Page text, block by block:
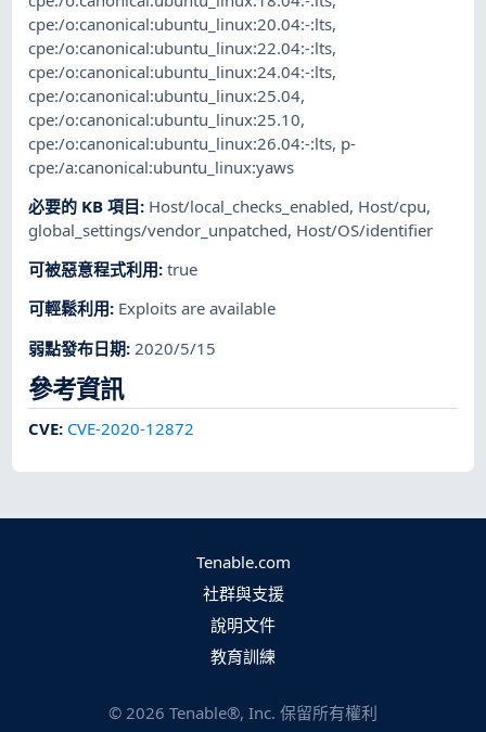
cpe:/o:canonical:ubuntu_linux:20.04:-:lts,
cpe:/o:canonical:ubuntu_linux:22.04:-:lts,
cpe:/o:canonical:ubuntu_linux:24.04:-:lts,
cpe:/o:canonical:ubuntu_linux:25.04,
cpe:/o:canonical:ubuntu_linux:25.10,
cpe:/o:canonical:ubuntu_linux:26.04:-:lts, p-
cpe:/a:canonical:ubuntu_linux:yaws
必要的 KB 項目: Host/local_checks_enabled, Host/cpu,
global_settings/vendor_unpatched, Host/OS/identifier
可被惡意程式利用:true
可輕鬆利用: Exploits are available
弱點發布日期: 2020/5/15
參考資訊
CVE: CVE-2020-12872
Tenable.com
社群與支援
說明文件
教育訓練
© 2026 Tenable®, Inc. 保留所有權利